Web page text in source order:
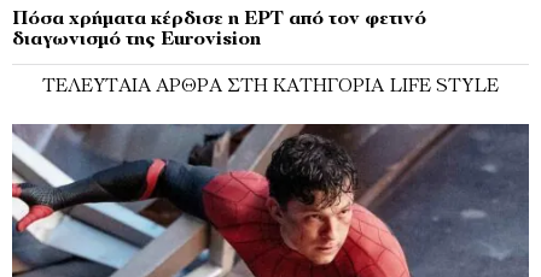
Πόσα χρήματα κέρδισε η ΕΡΤ από τον φετινό
διαγωνισμό της Eurovision
ΤΕΛΕΥΤΑΊΑ ΆΡΘΡΑ ΣΤΗ ΚΑΤΗΓΟΡΊΑ LIFE STYLE